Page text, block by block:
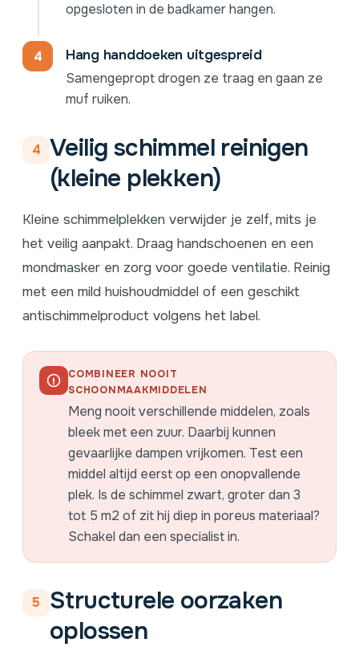
opgesloten in de badkamer hangen.
Hang handdoeken uitgespreid
Samengepropt drogen ze traag en gaan ze
muf ruiken.
4 Veilig schimmel reinigen
(kleine plekken)
Kleine schimmelplekken verwijder je zelf, mits je
het veilig aanpakt. Draag handschoenen en een
mondmasker en zorg voor goede ventilatie. Reinig
met een mild huishoudmiddel of een geschikt
antischimmelproduct volgens het label.
COMBINEER NOOIT
SCHOONMAAKMIDDELEN
Meng nooit verschillende middelen, zoals
bleek met een zuur. Daarbij kunnen
gevaarlijke dampen vrijkomen. Test een
middel altijd eerst op een onopvallende
plek. Is de schimmel zwart, groter dan 3
tot 5 m2 of zit hij diep in poreus materiaal?
Schakel dan een specialist in.
5
Structurele oorzaken
oplossen